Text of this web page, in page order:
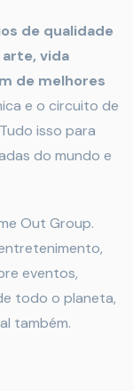
de qualidade
vida
de melhores
e o circuito de
isso para
do mundo e
Out Group.
eventos,
todo o planeta,
também.